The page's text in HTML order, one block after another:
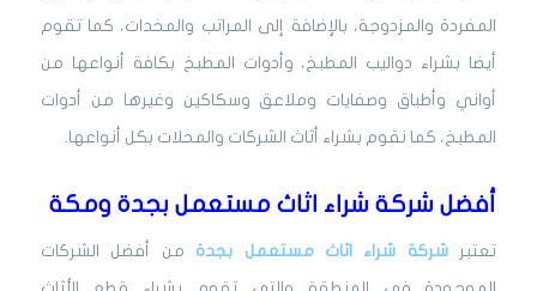
المفردة والمزدوجة، بالإضافة إلى المراتب والمخدات، كما تقوم
أيضا بشراء دواليب المطبخ، وأدوات المطبخ بكافة أنواعها من
أواني وأطباق وصفايات وملاعق وسكاكين وغيرها من أدوات
المطبخ، كما نقوم بشراء أثاث الشركات والمحلات بكل أنواعها.
أفضل شركة شراء اثاث مستعمل بجدة ومكة
تعتبرشركة شراء اثاث مستعمل بجدة من أفضل الشركات